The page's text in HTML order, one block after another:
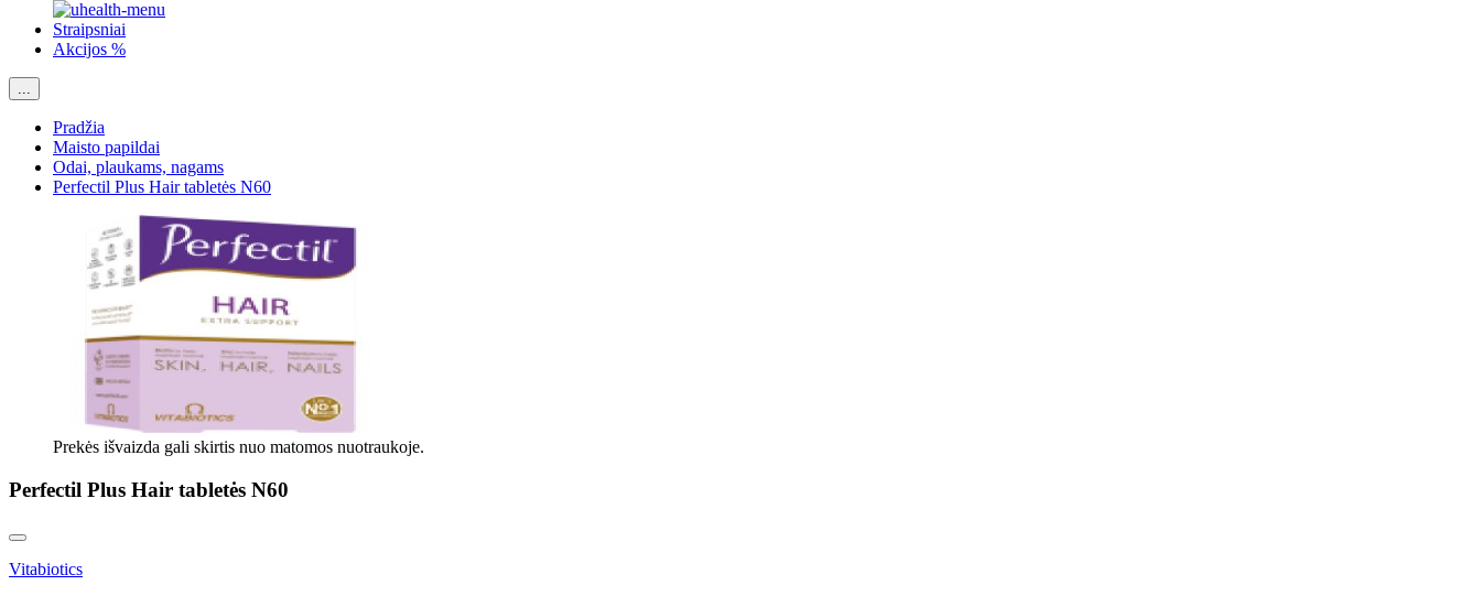
Straipsniai
Akcijos %
...
Pradžia
Maisto papildai
Odai, plaukams, nagams
Perfectil Plus Hair tabletės N60
Prekės išvaizda gali skirtis nuo matomos nuotraukoje.
Perfectil Plus Hair tabletės N60
Vitabiotics